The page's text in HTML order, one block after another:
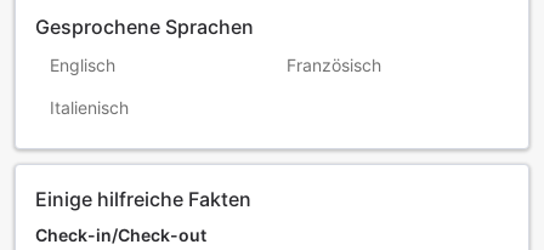
Gesprochene Sprachen
Englisch Französisch
Italienisch
Einige hilfreiche Fakten
Check-in/Check-out